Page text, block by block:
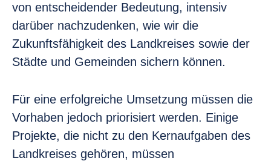
von entscheidender Bedeutung, intensiv
darüber nachzudenken, wie wir die
Zukunftsfähigkeit des Landkreises sowie der
Städte und Gemeinden sichern können.
Für eine erfolgreiche Umsetzung müssen die
Vorhaben jedoch priorisiert werden. Einige
Projekte, die nicht zu den Kernaufgaben des
Landkreises gehören, müssen